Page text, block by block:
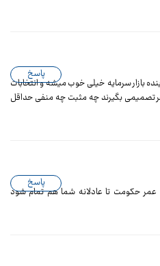
بازار سرمایه خیلی خوب میشه و انتخابات
هر تصمیمی بگیرند چه مثبت چه منفی حداقل
پاسخ
حکومت تا عادلانه شما هم تمام شود
پاسخ